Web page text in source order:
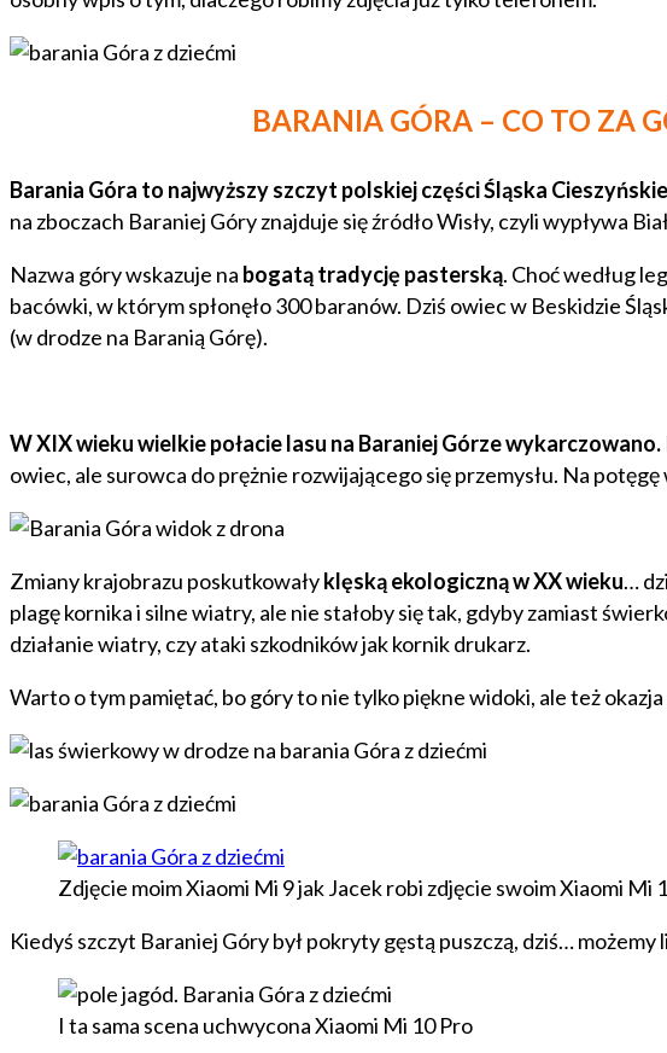
BARANIA GÓRA – CO TO ZA
Barania Góra to najwyższy szczyt polskiej części Śląska
na zboczach Baraniej Góry znajduje się źródło Wisły, czyli wypływa
Nazwa góry wskazuje na bogatą tradycję pasterską. Choć według
bacówki, w którym spłonęło 300 baranów. Dziś owiec w Beskidzie
(w drodze na Baranią Górę).
W XIX wieku wielkie połacie lasu na Baraniej Górze wykarczowano.
owiec, ale surowca do prężnie rozwijającego się przemysłu. Na
Zmiany krajobrazu poskutkowałyklęską ekologiczną w XX wieku…
plagę kornika i silne wiatry, ale nie stałoby się tak, gdyby zamiast
działanie wiatry, czy ataki szkodników jak kornik drukarz.
Warto o tym pamiętać, bo góry to nie tylko piękne widoki, ale też
Zdjęcie moim Xiaomi Mi 9 jak Jacek robi zdjęcie swoim Xiaomi Mi
Kiedyś szczyt Baraniej Góry był pokryty gęstą puszczą, dziś… możemy
I ta sama scena uchwycona Xiaomi Mi 10 Pro